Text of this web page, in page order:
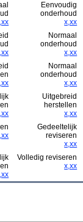
Eenvoudig
onderhoud
x,xx
Normaal
onderhoud
x,xx
Normaal
onderhoud
x,xx
Uitgebreid
herstellen
x,xx
Gedeeltelijk
reviseren
x,xx
Volledig reviseren
x,xx